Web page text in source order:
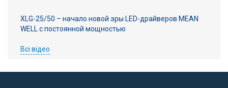
XLG-25/50 – начало новой эры LED-драйверов MEAN
WELL с постоянной мощностью
Всі відео